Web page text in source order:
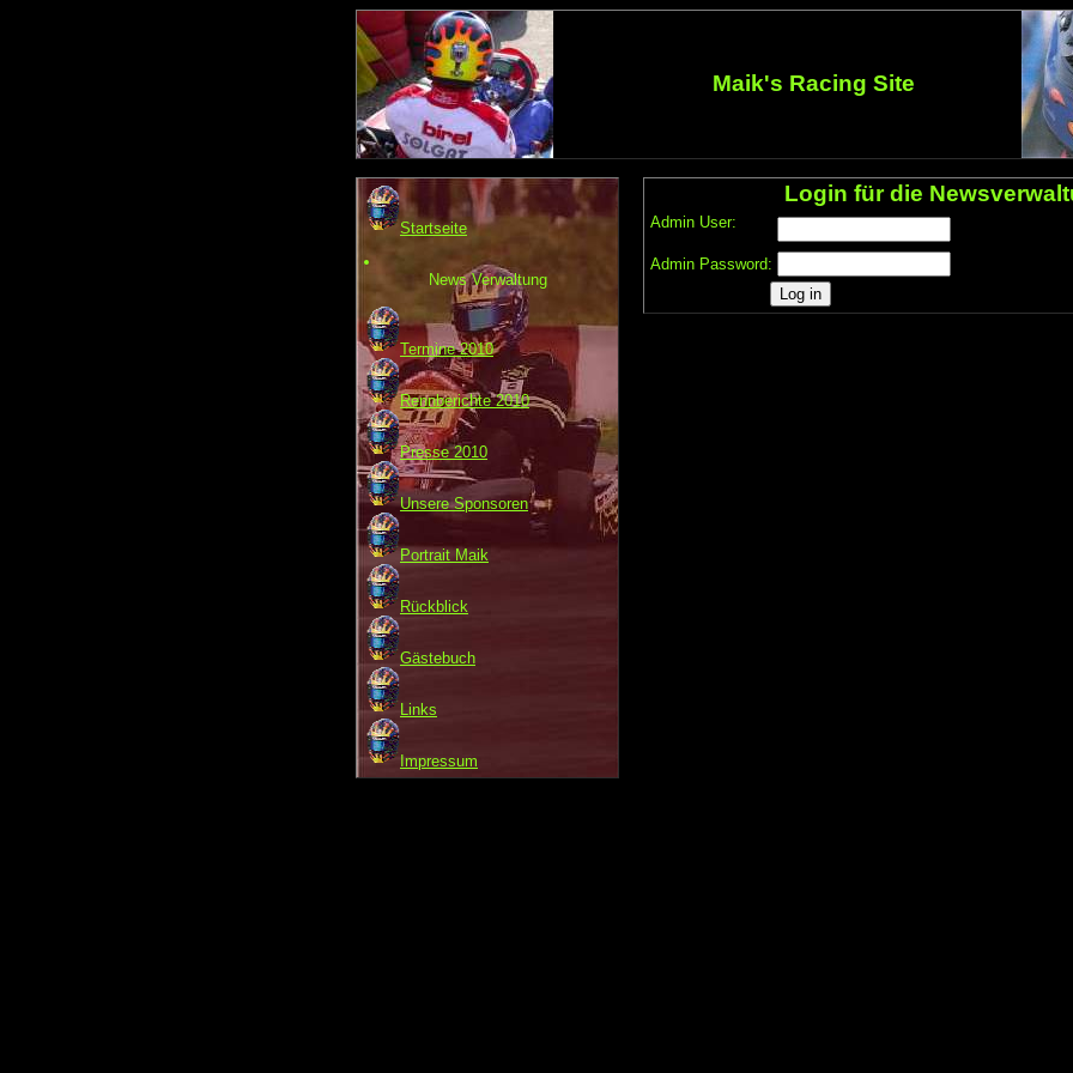
Maik's Racing Site
Startseite
News Verwaltung
Termine 2010
Rennberichte 2010
Presse 2010
Unsere Sponsoren
Portrait Maik
Rückblick
Gästebuch
Links
Impressum
Login für die
Admin User:
Admin Password: